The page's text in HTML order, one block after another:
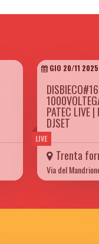
LIVE
GIO 20/11 2025
PATEC LIVE |
DJSET
Trenta
Via del